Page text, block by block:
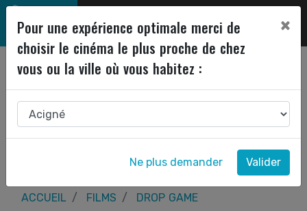
ACCUEIL FILMS DROP GAME
Pour une expérience optimale merci de
choisir le cinéma le plus proche de chez
vous ou la ville où vous habitez :
×
Ne plus demander Valider